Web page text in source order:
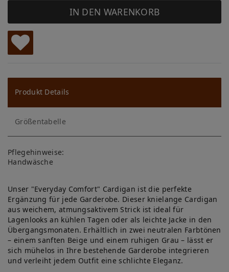
IN DEN WARENKORB
W
u
ns
ch
lis
te
Produkt Details
Größentabelle
Pflegehinweise:
Handwäsche
Unser "Everyday Comfort" Cardigan ist die perfekte
Ergänzung für jede Garderobe. Dieser knielange Cardigan
aus weichem, atmungsaktivem Strick ist ideal für
Lagenlooks an kühlen Tagen oder als leichte Jacke in den
Übergangsmonaten. Erhältlich in zwei neutralen Farbtönen
– einem sanften Beige und einem ruhigen Grau – lässt er
sich mühelos in Ihre bestehende Garderobe integrieren
und verleiht jedem Outfit eine schlichte Eleganz.